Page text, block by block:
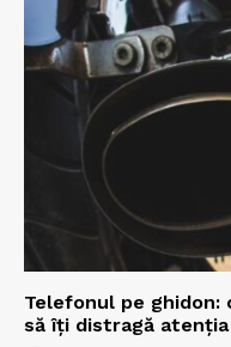
Telefonul pe
să îți distragă